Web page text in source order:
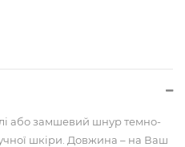
або замшевий шнур темно-
шкіри. Довжина – на Ваш